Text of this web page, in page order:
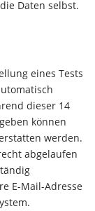
Daten selbst.
eines Tests
dieser 14
können
werden.
abgelaufen
E-Mail-Adresse